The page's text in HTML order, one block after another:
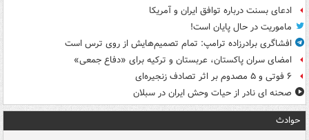
ادعای بسنت درباره توافق ایران و آمریکا
ماموریت در حال پایان است!
افشاگری برادرزاده ترامپ: تمام تصمیم‌هایش از روی ترس است
امضای سران پاکستان، عربستان و ترکیه برای «دفاع جمعی»
۶ فوتی و ۵ مصدوم بر اثر تصادف زنجیره‌ای
صحنه ای نادر از حیات وحش ایران در سبلان
حوادث